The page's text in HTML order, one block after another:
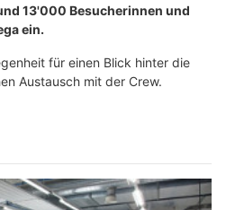
13'000 Besucherinnen und
ein.
für einen Blick hinter die
Austausch mit der Crew.